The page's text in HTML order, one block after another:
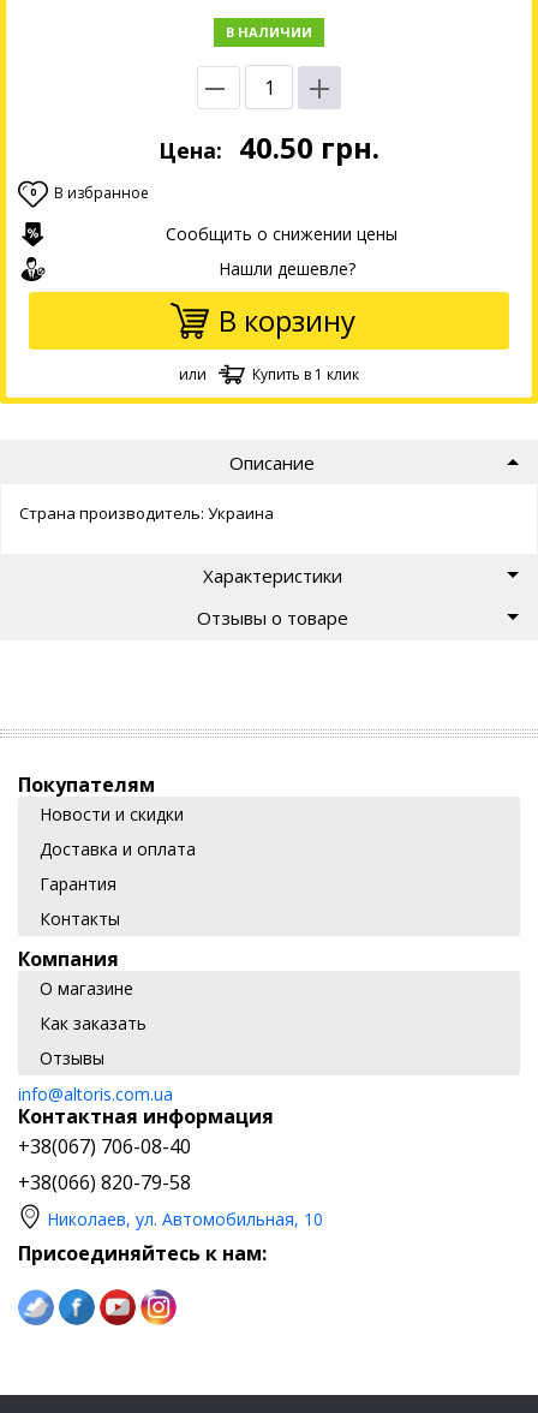
В НАЛИЧИИ
Цена: 40.50 грн.
0 В избранное
Сообщить о снижении цены
Нашли дешевле?
В корзину
или Купить в 1 клик
Описание
Страна производитель: Украина
Характеристики
Отзывы о товаре
Покупателям
Новости и скидки
Доставка и оплата
Гарантия
Контакты
Компания
О магазине
Как заказать
Отзывы
info@altoris.com.ua
Контактная информация
+38(067) 706-08-40
+38(066) 820-79-58
Николаев, ул. Автомобильная, 10
Присоединяйтесь к нам: